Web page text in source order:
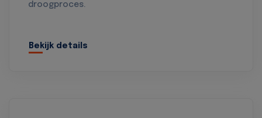
droogproces.
Bekijk details